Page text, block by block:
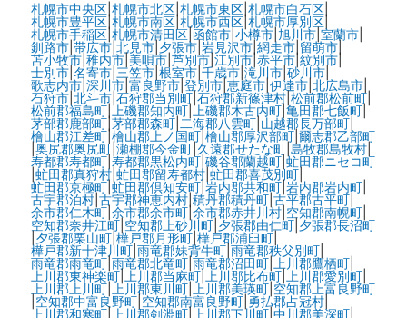
札幌市中央区| 札幌市北区| 札幌市東区| 札幌市白石区|
札幌市豊平区|札幌市南区|札幌市西区|札幌市厚別区|
札幌市手稲区|札幌市清田区| 函館市| 小樽市| 旭川市| 室蘭市|
釧路市| 帯広市| 北見市| 夕張市| 岩見沢市| 網走市| 留萌市|
苫小牧市| 稚内市| 美唄市| 芦別市| 江別市|赤平市|紋別市|
士別市| 名寄市| 三笠市| 根室市| 千歳市| 滝川市| 砂川市|
歌志内市| 深川市| 富良野市| 登別市| 恵庭市| 伊達市| 北広島市|
石狩市| 北斗市| 石狩郡当別町| 石狩郡新篠津村| 松前郡松前町|
松前郡福島町| 上磯郡知内町| 上磯郡木古内町| 亀田郡七飯町|
茅部郡鹿部町|茅部郡森町| 二海郡八雲町| 山越郡長万部町|
檜山郡江差町|檜山郡上ノ国町| 檜山郡厚沢部町| 爾志郡乙部町
奥尻郡奥尻町| 瀬棚郡今金町| 久遠郡せたな町| 島牧郡島牧村|
寿都郡寿都町| 寿都郡黒松内町| 磯谷郡蘭越町| 虻田郡ニセコ町
虻田郡真狩村| 虻田郡留寿都村| 虻田郡喜茂別町|
虻田郡京極町| 虻田郡倶知安町| 岩内郡共和町| 岩内郡岩内町|
古宇郡泊村| 古宇郡神恵内村| 積丹郡積丹町| 古平郡古平町|
余市郡仁木町| 余市郡余市町|余市郡赤井川村| 空知郡南幌町|
空知郡奈井江町| 空知郡上砂川町| 夕張郡由仁町| 夕張郡長沼町
夕張郡栗山町| 樺戸郡月形町| 樺戸郡浦臼町|
樺戸郡新十津川町| 雨竜郡妹背牛町| 雨竜郡秩父別町|
雨竜郡雨竜町| 雨竜郡北竜町| 雨竜郡沼田町| 上川郡鷹栖町|
上川郡東神楽町| 上川郡当麻町| 上川郡比布町| 上川郡愛別町|
上川郡上川町| 上川郡東川町| 上川郡美瑛町| 空知郡上富良野町
空知郡中富良野町| 空知郡南富良野町| 勇払郡占冠村|
上川郡和寒町| 上川郡剣淵町| 上川郡下川町| 中川郡美深町|